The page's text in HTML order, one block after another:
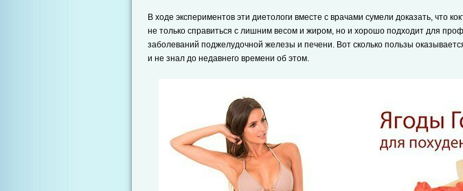
В ходе экспериментов эти диетологи вместе с врачами сумели доказать, что
не только справиться с лишним весом и жиром, но и хорошо подходит для
заболеваний поджелудочной железы и печени. Вот сколько пользы
и не знал до недавнего времени об этом.